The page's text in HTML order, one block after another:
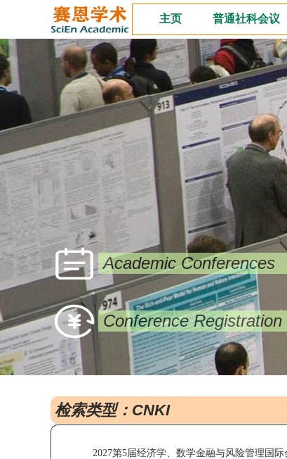
主页 普通社科会议
Academic Conferences
Conference Registration
2027第5届经济学、数学金融与风险管理国际
检索类型：CNKI